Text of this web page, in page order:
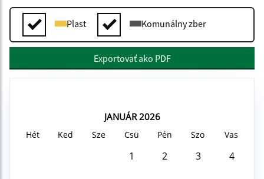
Plast Komunálny zber
Exportovať ako PDF
JANUÁR 2026
Hét Ked Sze Csü Pén Szo Vas
1 2 3 4